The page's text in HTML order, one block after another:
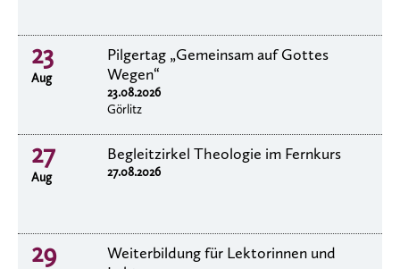
23
Aug
Pilgertag „Gemeinsam auf Gottes
Wegen“
23.08.2026
Görlitz
27
Aug
Begleitzirkel Theologie im Fernkurs
27.08.2026
29
Weiterbildung für Lektorinnen und